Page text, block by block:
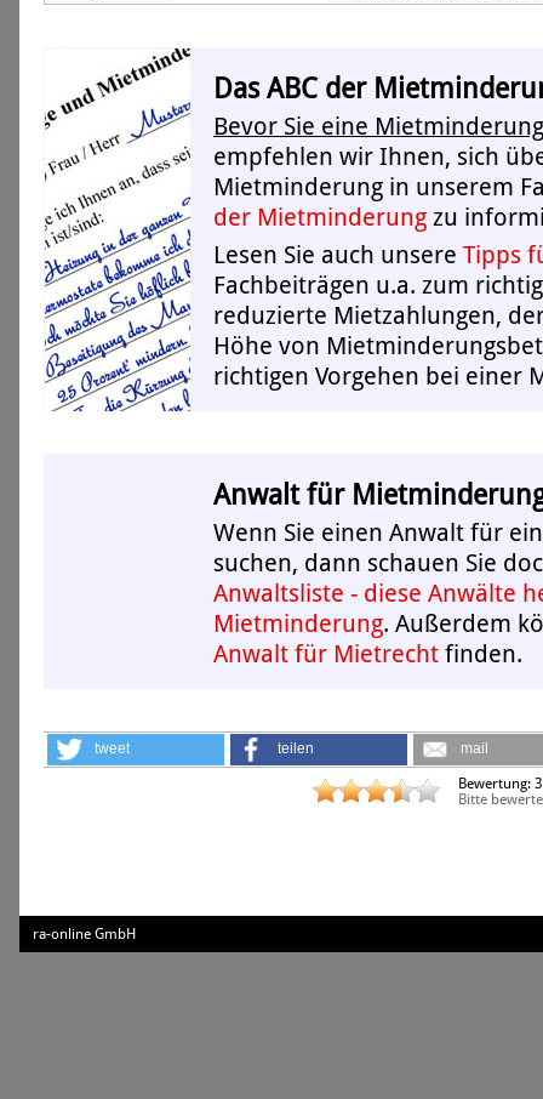
Das ABC der
Bevor Sie eine
empfehlen wir Ihnen, sich
Mietminderung in unserem
der Mietminderung zu
Lesen Sie auch unsere Tipps
Fachbeiträgen u.a. zum
reduzierte Mietzahlungen,
Höhe von
richtigen Vorgehen bei einer
Anwalt für
Wenn Sie einen Anwalt für
suchen, dann schauen Sie
Anwaltsliste - diese Anwälte
Mietminderung. Außerdem
Anwalt für Mietrecht finden.
Bewertung:
Bitte
tweet teilen mail
ra-online GmbH